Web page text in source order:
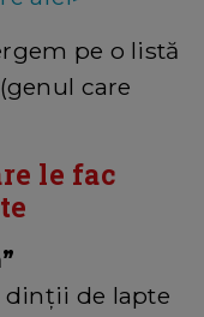
pe o listă
care
le fac
dinții de lapte